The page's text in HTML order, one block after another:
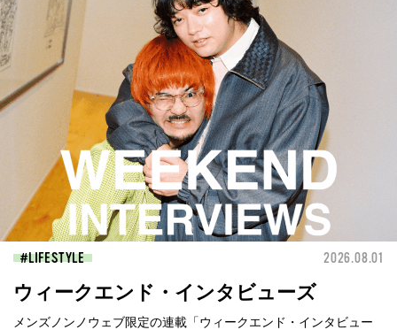
LIFESTYLE 2026.08.01
ウィークエンド・インタビューズ
メンズノンノウェブ限定の連載「ウィークエンド・インタビュー